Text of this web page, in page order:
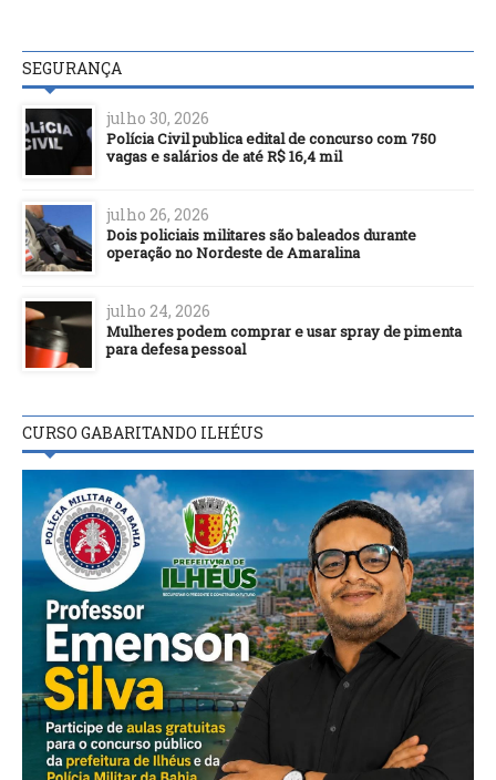
SEGURANÇA
julho 30, 2026
Polícia Civil publica edital de concurso com 750
vagas e salários de até R$ 16,4 mil
julho 26, 2026
Dois policiais militares são baleados durante
operação no Nordeste de Amaralina
julho 24, 2026
Mulheres podem comprar e usar spray de pimenta
para defesa pessoal
CURSO GABARITANDO ILHÉUS